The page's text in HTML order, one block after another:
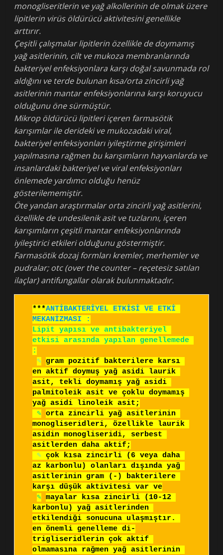
monogliseritlerin ve yağ alkollerinin de olmak üzere
lipitlerin virüs öldürücü aktivitesini genellikle
arttırır.
Çeşitli çalışmalar lipitlerin özellikle de doymamış
yağ asitlerinin, cilt ve mukoza membranlarında
bakteriyel enfeksiyonlara karşı doğal savunmada rol
aldığını ve terde bulunan kısa/orta zincirli yağ
asitlerinin mantar enfeksiyonlarına karşı koruyucu
olduğunu öne sürmüştür.
Mikrop öldürücü lipitleri içeren farmasötik
karışımlar ile derideki ve mukozadaki viral,
bakteriyel enfeksiyonları iyileştirme girişimleri
yapılmasına rağmen bu karışımların hayvanlarda ve
insanlardaki bakteriyel ve viral enfeksiyonları
önlemede yardımcı olduğu henüz
gösterilememiştir.
Öte yandan araştırmalar orta zincirli yağ asitlerini,
özellikle de undesilenik asit ve tuzlarını, içeren
karışımların çeşitli mantar enfeksiyonlarında
iyileştirici etkileri olduğunu göstermiştir.
Farmasötik dozaj formları kremler, merhemler ve
pudralar; otc (over the counter – reçetesiz satılan
ilaçlar) antifungallar olarak bulunmaktadır.
***ANTİBAKTERİYEL ETKİSİ VE ETKİ
MEKANİZMASI :
Lipit yapısı ve antibakteriyel
etkisi arasında yapılan genellemede
:
✎ gram pozitif bakterilere karsı
en aktif doymuş yağ asidi laurik
asit, tekli doymamış yağ asidi
palmitoleik asit ve çoklu doymamış
yağ asidi linoleik asit;
✎ orta zincirli yağ asitlerinin
monogliseridleri, özellikle laurik
asidin monogliseridi, serbest
asitlerden daha aktif;
✎ çok kısa zincirli (6 veya daha
az karbonlu) olanları dışında yağ
asitlerinin gram (-) bakterilere
karşı düşük aktivitesi var ve
✎ mayalar kısa zincirli (10-12
karbonlu) yağ asitlerinden
etkilendiği sonucuna ulaşmıştır.
en önemli genelleme di-
trigliseridlerin çok aktif
olmamasına rağmen yağ asitlerinin